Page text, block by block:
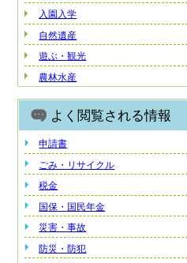
入園入学
自然遺産
遊ぶ・観光
農林水産
よく閲覧される情報
申請書
ごみ・リサイクル
税金
国保・国民年金
災害・事故
防災・防犯